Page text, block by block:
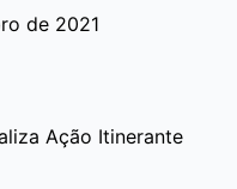
de 2021
Ação Itinerante